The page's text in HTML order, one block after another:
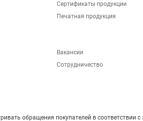
Сертификаты продукции
Печатная продукция
Вакансии
Сотрудничество
обращения покупателей в соответствии